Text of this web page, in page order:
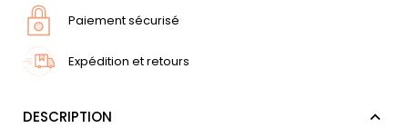
Paiement sécurisé
Expédition et retours
DESCRIPTION